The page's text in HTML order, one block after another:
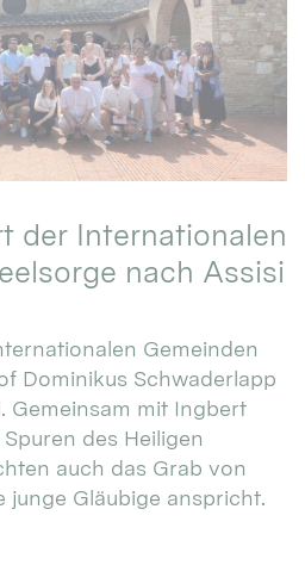
der Internationalen
nach Assisi
Gemeinden
Dominikus Schwaderlapp
Gemeinsam mit Ingbert
des Heiligen
auch das Grab von
junge Gläubige anspricht.